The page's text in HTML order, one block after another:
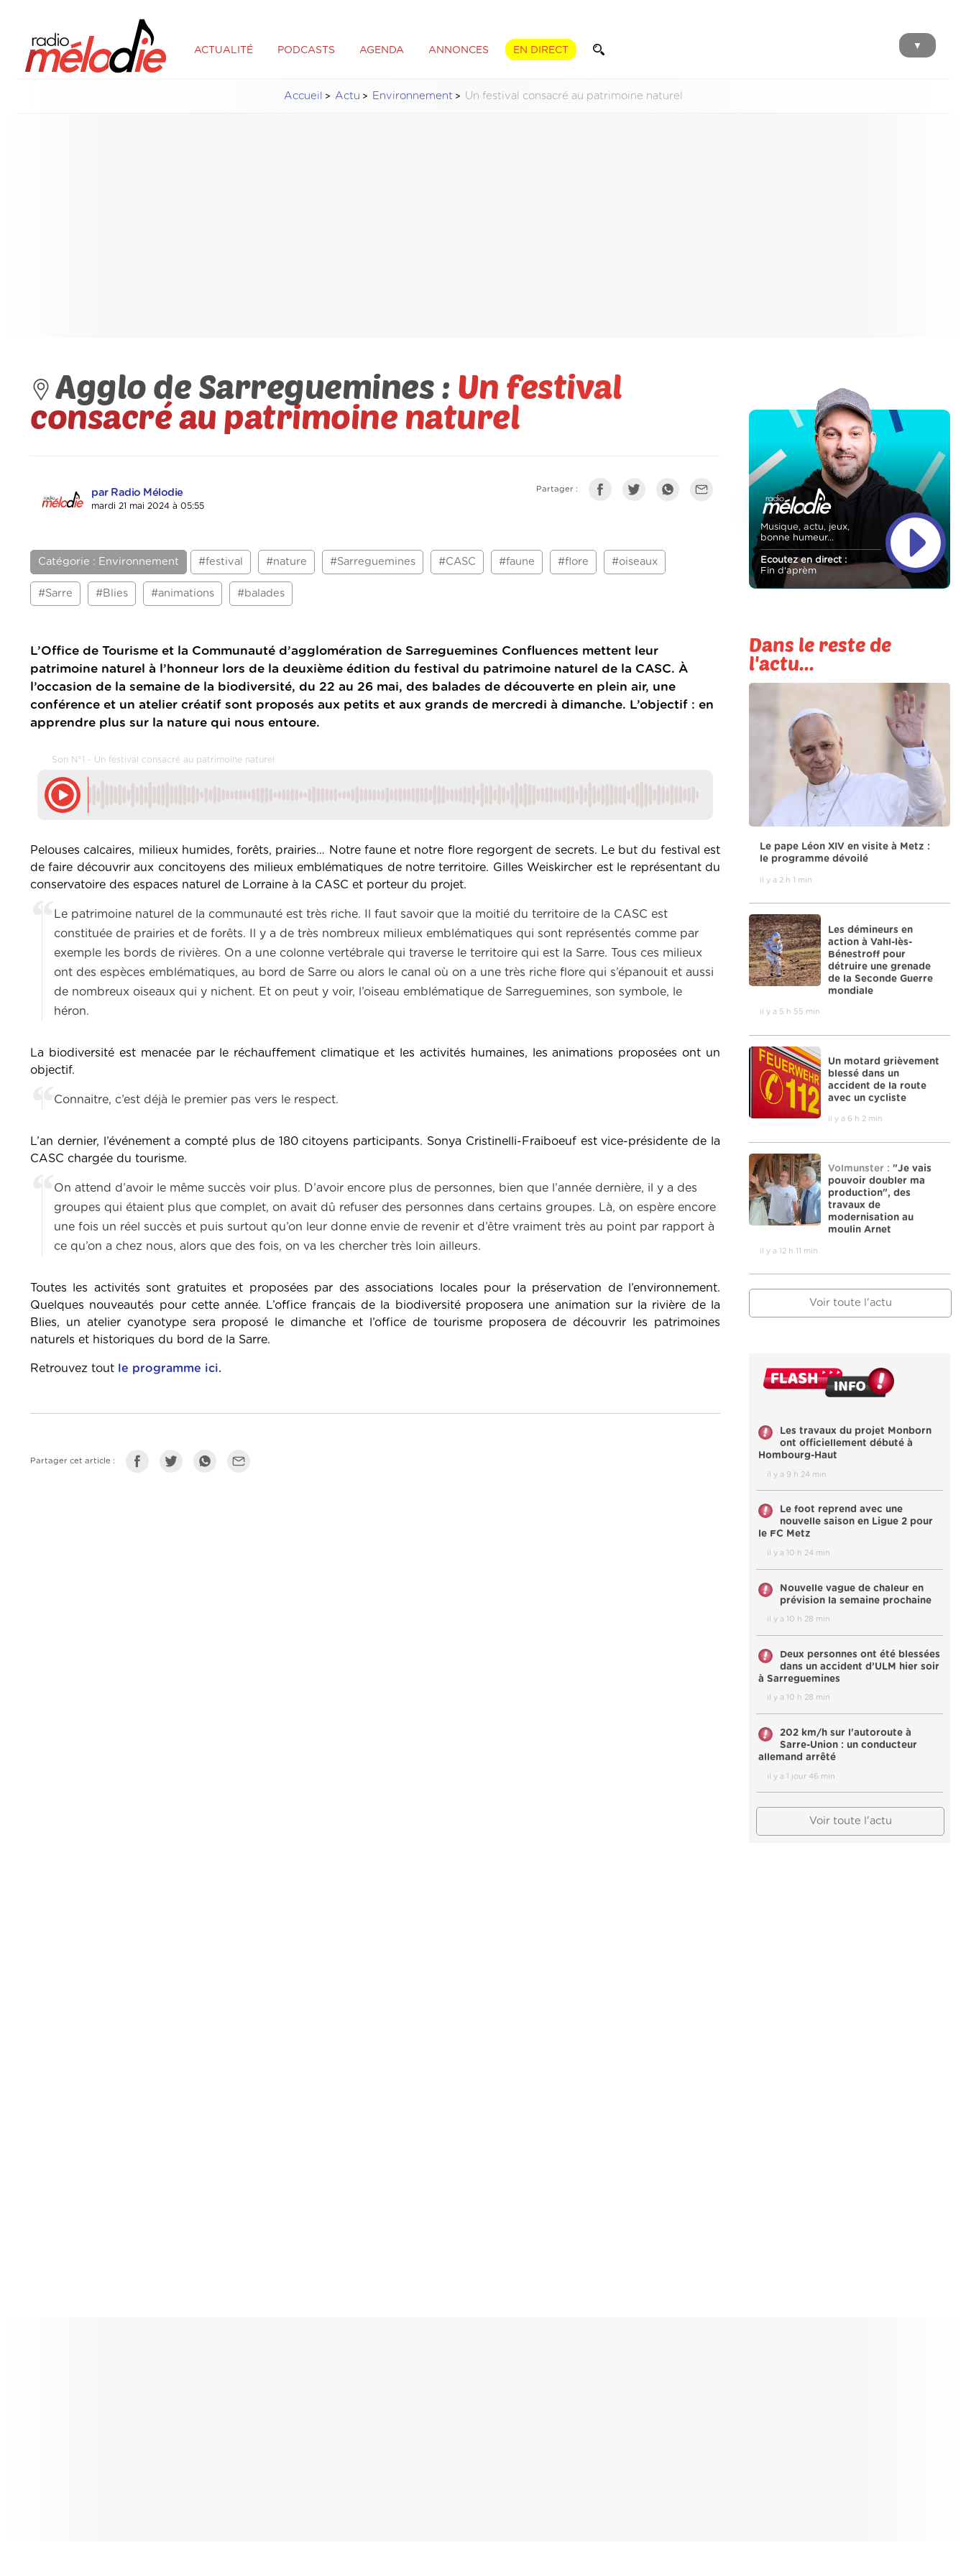
ACTUALITÉ PODCASTS AGENDA ANNONCES EN DIRECT ▼
Accueil Actu Environnement Un festival consacré au patrimoine naturel
Agglo de Sarreguemines : Un festival
consacré au patrimoine naturel
par Radio Mélodie
mardi 21 mai 2024 à 05:55
Partager :
Catégorie : Environnement #festival #nature #Sarreguemines #CASC #faune #flore #oiseaux
#Sarre #Blies #animations #balades
L’Office de Tourisme et la Communauté d’agglomération de Sarreguemines Confluences mettent leur
patrimoine naturel à l’honneur lors de la deuxième édition du festival du patrimoine naturel de la CASC. À
l’occasion de la semaine de la biodiversité, du 22 au 26 mai, des balades de découverte en plein air, une
conférence et un atelier créatif sont proposés aux petits et aux grands de mercredi à dimanche. L’objectif : en
apprendre plus sur la nature qui nous entoure.
Son N°1 - Un festival consacré au patrimoine naturel
Pelouses calcaires, milieux humides, forêts, prairies… Notre faune et notre flore regorgent de secrets. Le but du festival est
de faire découvrir aux concitoyens des milieux emblématiques de notre territoire. Gilles Weiskircher est le représentant du
conservatoire des espaces naturel de Lorraine à la CASC et porteur du projet.
Le patrimoine naturel de la communauté est très riche. Il faut savoir que la moitié du territoire de la CASC est
constituée de prairies et de forêts. Il y a de très nombreux milieux emblématiques qui sont représentés comme par
exemple les bords de rivières. On a une colonne vertébrale qui traverse le territoire qui est la Sarre. Tous ces milieux
ont des espèces emblématiques, au bord de Sarre ou alors le canal où on a une très riche flore qui s’épanouit et aussi
de nombreux oiseaux qui y nichent. Et on peut y voir, l’oiseau emblématique de Sarreguemines, son symbole, le
héron.
La biodiversité est menacée par le réchauffement climatique et les activités humaines, les animations proposées ont un
objectif.
Connaitre, c’est déjà le premier pas vers le respect.
L’an dernier, l’événement a compté plus de 180 citoyens participants. Sonya Cristinelli-Fraiboeuf est vice-présidente de la
CASC chargée du tourisme.
On attend d’avoir le même succès voir plus. D’avoir encore plus de personnes, bien que l’année dernière, il y a des
groupes qui étaient plus que complet, on avait dû refuser des personnes dans certains groupes. Là, on espère encore
une fois un réel succès et puis surtout qu’on leur donne envie de revenir et d’être vraiment très au point par rapport à
ce qu’on a chez nous, alors que des fois, on va les chercher très loin ailleurs.
Toutes les activités sont gratuites et proposées par des associations locales pour la préservation de l’environnement.
Quelques nouveautés pour cette année. L’office français de la biodiversité proposera une animation sur la rivière de la
Blies, un atelier cyanotype sera proposé le dimanche et l’office de tourisme proposera de découvrir les patrimoines
naturels et historiques du bord de la Sarre.
Retrouvez tout le programme ici.
Partager cet article :
Musique, actu, jeux,
bonne humeur...
Ecoutez en direct :
Fin d'aprèm
Dans le reste de
l'actu...
Le pape Léon XIV en visite à Metz :
le programme dévoilé
il y a 2 h 1 min
Les démineurs en
action à Vahl-lès-
Bénestroff pour
détruire une grenade
de la Seconde Guerre
mondiale
il y a 5 h 55 min
Un motard grièvement
blessé dans un
accident de la route
avec un cycliste
il y a 6 h 2 min
Volmunster : "Je vais
pouvoir doubler ma
production", des
travaux de
modernisation au
moulin Arnet
il y a 12 h 11 min
Voir toute l'actu
Les travaux du projet Monborn
ont officiellement débuté à
Hombourg-Haut
il y a 9 h 24 min
Le foot reprend avec une
nouvelle saison en Ligue 2 pour
le FC Metz
il y a 10 h 24 min
Nouvelle vague de chaleur en
prévision la semaine prochaine
il y a 10 h 28 min
Deux personnes ont été blessées
dans un accident d’ULM hier soir
à Sarreguemines
il y a 10 h 28 min
202 km/h sur l'autoroute à
Sarre-Union : un conducteur
allemand arrêté
il y a 1 jour 46 min
Voir toute l'actu